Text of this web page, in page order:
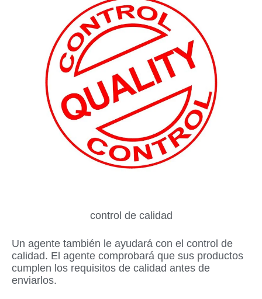
control de calidad
Un agente también le ayudará con el control de
calidad. El agente comprobará que sus productos
cumplen los requisitos de calidad antes de
enviarlos.